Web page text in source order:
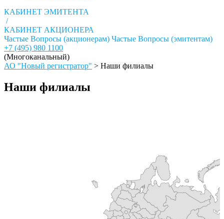
КАБИНЕТ ЭМИТЕНТА
/
КАБИНЕТ АКЦИОНЕРА
Частые Вопросы (акционерам) Частые Вопросы (эмитентам)
+7 (495) 980 1100
(Многоканальный)
АО "Новый регистратор" > Наши филиалы
Наши филиалы